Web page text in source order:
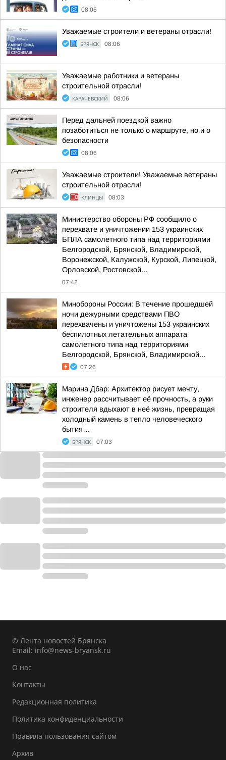
08:06
Уважаемые строители и ветераны отрасли!
БРЯНСК 08:06
Уважаемые работники и ветераны
строительной отрасли!
КАРАЧЕВСКИЙ 08:06
Перед дальней поездкой важно
позаботиться не только о маршруте, но и о
безопасности
08:06
Уважаемые строители! Уважаемые ветераны
строительной отрасли!
КЛИНЦЫ 08:03
Министерство обороны РФ сообщило о
перехвате и уничтожении 153 украинских
БПЛА самолетного типа над территориями
Белгородской, Брянской, Владимирской,
Воронежской, Калужской, Курской, Липецкой,
Орловской, Ростовской...
07:42
Минобороны России: В течение прошедшей
ночи дежурными средствами ПВО
перехвачены и уничтожены 153 украинских
беспилотных летательных аппарата
самолетного типа над территориями
Белгородской, Брянской, Владимирской...
07:26
Марина Дбар: Архитектор рисует мечту,
инженер рассчитывает её прочность, а руки
строителя вдыхают в неё жизнь, превращая
холодный камень в тепло человеческого
бытия…
БРЯНСК 07:03
© Лента новостей Брянска
Email: info@news-bryansk.ru
О нас
Контакты
Редакционная политика
Политика конфиденциальности
Правила пользования сайтом
Архив